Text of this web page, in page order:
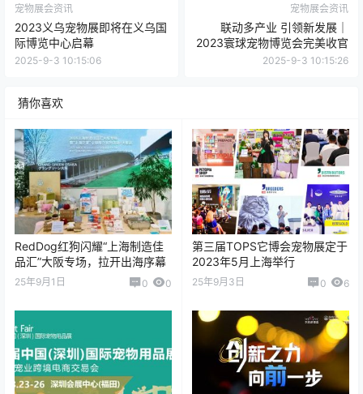
宠物展会资讯
2023义乌宠物展即将在义乌国
际博览中心启幕
2025-9-3 10:15:06
宠物展会资讯
联动多产业 引领新发展｜
2023寰球宠物博览会完美收官
2025-9-3 10:15:26
猜你喜欢
RedDog红狗闪耀“上海制造佳
品汇”大阪专场，拉开出海序幕
25年9月1日 0 0
第三届TOPS它博会宠物展定于
2023年5月上海举行
25年9月3日 0 6